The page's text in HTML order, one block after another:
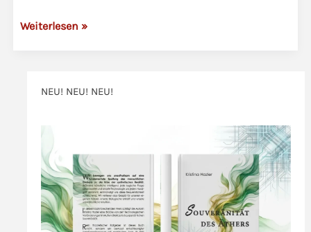
Visionen
neuen
entstehen
Weiterlesen »
NEU! NEU! NEU!